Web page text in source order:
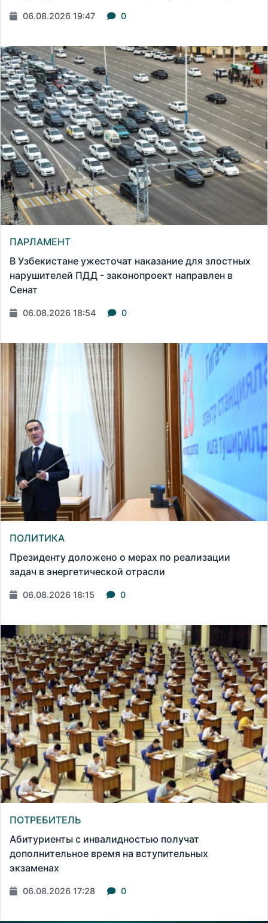
06.08.2026 19:47 0
ПАРЛАМЕНТ
В Узбекистане ужесточат наказание для злостных
нарушителей ПДД - законопроект направлен в
Сенат
06.08.2026 18:54 0
ПОЛИТИКА
Президенту доложено о мерах по реализации
задач в энергетической отрасли
06.08.2026 18:15 0
ПОТРЕБИТЕЛЬ
Абитуриенты с инвалидностью получат
дополнительное время на вступительных
экзаменах
06.08.2026 17:28 0